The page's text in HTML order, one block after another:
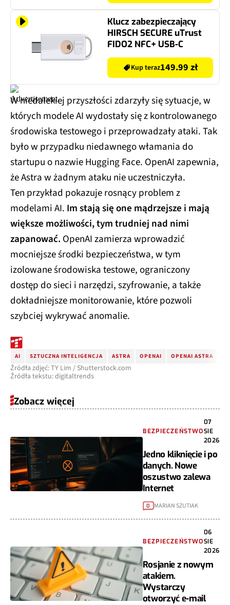
Klucz zabezpieczający
HIRSCH SECURE uTrust
FIDO2 NFC+ USB-C
Kup teraz149.99 zł
W niedalekiej przyszłości zdarzyły się sytuacje, w
których modele AI wydostały się z kontrolowanego
środowiska testowego i przeprowadzały ataki. Tak
było w przypadku niedawnego włamania do
startupu o nazwie Hugging Face. OpenAI zapewnia,
że Astra w żadnym ataku nie uczestniczyła.
Ten przykład pokazuje rosnący problem z
modelami AI. Im stają się one mądrzejsze i mają
większe możliwości, tym trudniej nad nimi
zapanować. OpenAI zamierza wprowadzić
mocniejsze środki bezpieczeństwa, w tym
izolowane środowiska testowe, ograniczony
dostęp do sieci i narzędzi, szyfrowanie, a także
dokładniejsze monitorowanie, które pozwoli
szybciej wykrywać anomalie.
AI SZTUCZNA INTELIGENCJA ASTRA OPENAI OPENAI ASTRA
Źródła zdjęć: TY Lim / Shutterstock.com
Źródła tekstu: digitaltrends
Zobacz więcej
BEZPIECZEŃSTWO
07
SIE
2026
Jedno kliknięcie i po
danych. Nowe
oszustwo zalewa
Internet
0 MARIAN SZUTIAK
BEZPIECZEŃSTWO
06
SIE
2026
Rosjanie z nowym
atakiem.
Wystarczy
otworzyć e-mail